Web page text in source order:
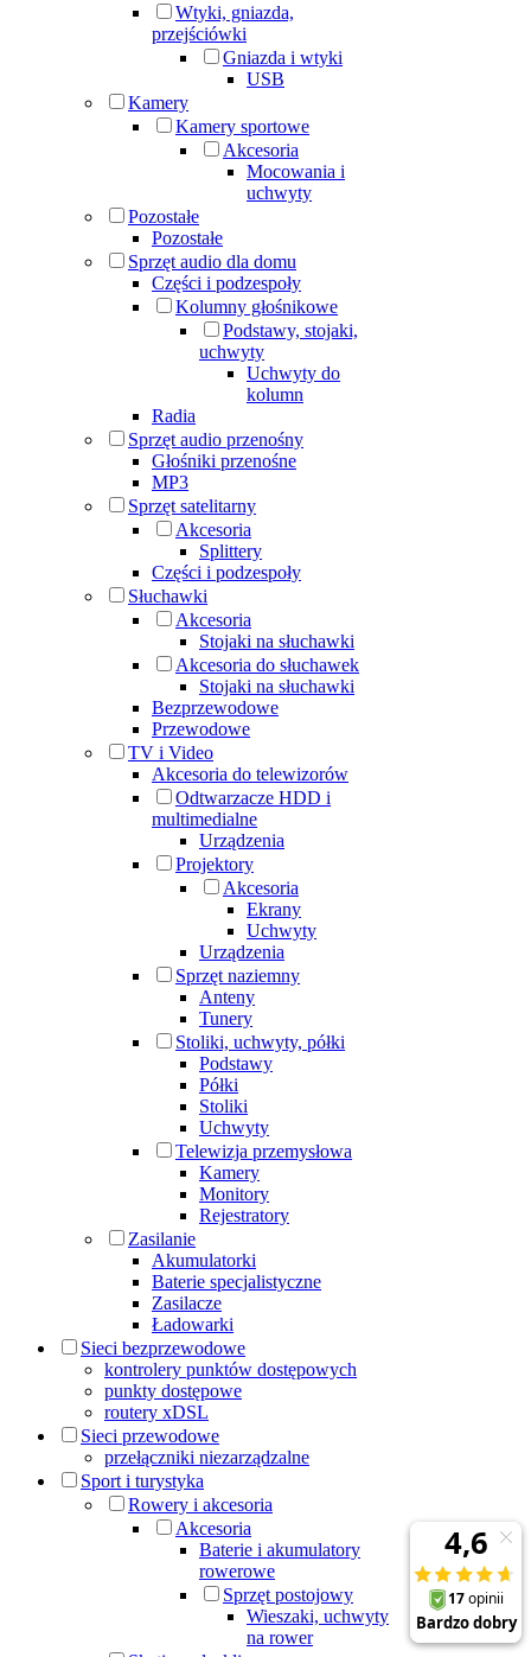
Wtyki, gniazda,
przejściówki
Gniazda i wtyki
USB
Kamery
Kamery sportowe
Akcesoria
Mocowania i
uchwyty
Pozostałe
Pozostałe
Sprzęt audio dla domu
Części i podzespoły
Kolumny głośnikowe
Podstawy, stojaki,
uchwyty
Uchwyty do
kolumn
Radia
Sprzęt audio przenośny
Głośniki przenośne
MP3
Sprzęt satelitarny
Akcesoria
Splittery
Części i podzespoły
Słuchawki
Akcesoria
Stojaki na słuchawki
Akcesoria do słuchawek
Stojaki na słuchawki
Bezprzewodowe
Przewodowe
TV i Video
Akcesoria do telewizorów
Odtwarzacze HDD i
multimedialne
Urządzenia
Projektory
Akcesoria
Ekrany
Uchwyty
Urządzenia
Sprzęt naziemny
Anteny
Tunery
Stoliki, uchwyty, półki
Podstawy
Półki
Stoliki
Uchwyty
Telewizja przemysłowa
Kamery
Monitory
Rejestratory
Zasilanie
Akumulatorki
Baterie specjalistyczne
Zasilacze
Ładowarki
Sieci bezprzewodowe
kontrolery punktów dostępowych
punkty dostępowe
routery xDSL
Sieci przewodowe
przełączniki niezarządzalne
Sport i turystyka
Rowery i akcesoria
Akcesoria
Baterie i akumulatory
rowerowe
Sprzęt postojowy
Wieszaki, uchwyty
na rower